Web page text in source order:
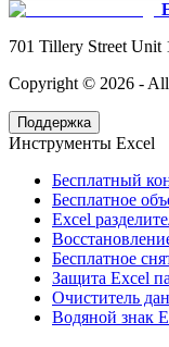
701 Tillery Street Unit
Copyright © 2026 - All
Поддержка
Инструменты Excel
Бесплатный
Бесплатное
Excel
Бесплатное
Защита Excel
Очиститель
Водяной знак